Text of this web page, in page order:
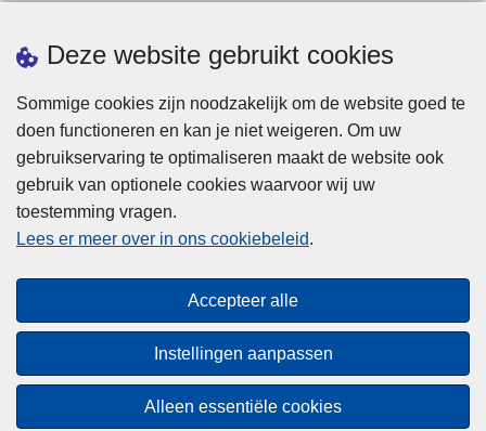
Deze website gebruikt cookies
Sommige cookies zijn noodzakelijk om de website goed te
doen functioneren en kan je niet weigeren. Om uw
gebruikservaring te optimaliseren maakt de website ook
gebruik van optionele cookies waarvoor wij uw
toestemming vragen.
Lees er meer over in ons cookiebeleid.
Accepteer alle
Instellingen aanpassen
Alleen essentiële cookies
Privacy
Cookies
Toegankelijkheid
© 2026 Politie.be